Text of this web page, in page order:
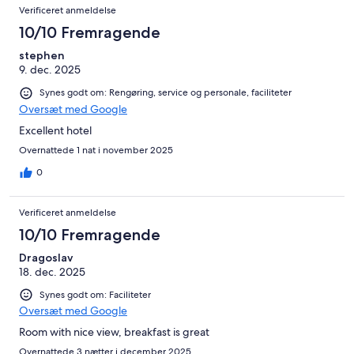
Verificeret anmeldelse
10/10 Fremragende
stephen
9. dec. 2025
Synes godt om: Rengøring, service og personale, faciliteter
Oversæt med Google
Excellent hotel
Overnattede 1 nat i november 2025
0
Verificeret anmeldelse
10/10 Fremragende
Dragoslav
18. dec. 2025
Synes godt om: Faciliteter
Oversæt med Google
Room with nice view, breakfast is great
Overnattede 3 nætter i december 2025